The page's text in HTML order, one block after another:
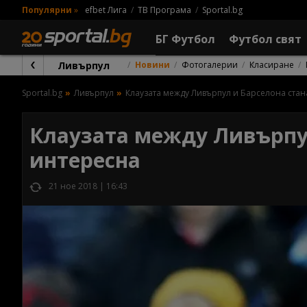
Популярни » efbet Лига ТВ Програма Sportal.bg
БГ Футбол Футбол свят
Ливърпул Новини Фотогалерии Класиране
Sportal.bg Ливърпул Клаузата между Ливърпул и Барселона
Клаузата между
интересна
21 ное 2018 | 16:43